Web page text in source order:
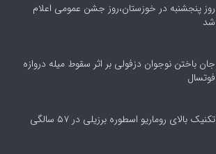
روز پنجشنبه در خوزستان،روز جشن عمومی اعلام
شد
جان باختن نوجوان دزفولی بر اثر سقوط میله دروازه
فوتسال
تکنیک بالای روماریو اسطوره برزیلی در ۵۷ سالگی